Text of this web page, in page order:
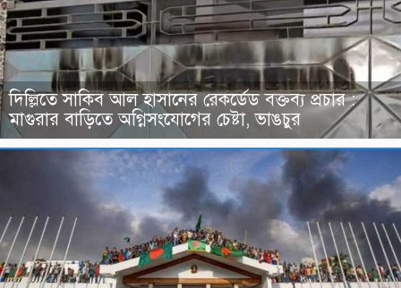
দিল্লিতে সাকিব আল হাসানের রেকর্ডেড বক্তব্য প্রচার :
মাগুরার বাড়িতে অগ্নিসংযোগের চেষ্টা, ভাঙচুর